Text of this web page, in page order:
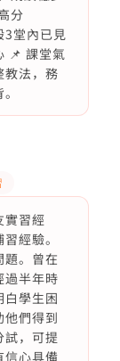
分
3堂內已見
📌 課堂氣
教法，務
實習經
經驗。
。曾在
過半年時
白學生困
們得到
，可提
信心具備